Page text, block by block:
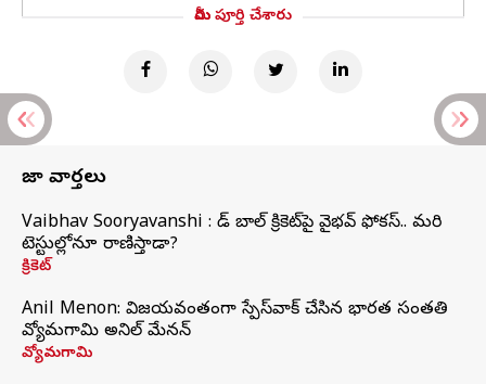
మీరు పూర్తి చేశారు
తాజా వార్తలు
Vaibhav Sooryavanshi : రెడ్ బాల్ క్రికెట్‌పై వైభవ్ ఫోకస్.. మరి
టెస్టుల్లోనూ రాణిస్తాడా?
క్రికెట్
Anil Menon: విజయవంతంగా స్పేస్‌వాక్‌ చేసిన భారత సంతతి
వ్యోమగామి అనిల్‌ మేనన్
వ్యోమగామి